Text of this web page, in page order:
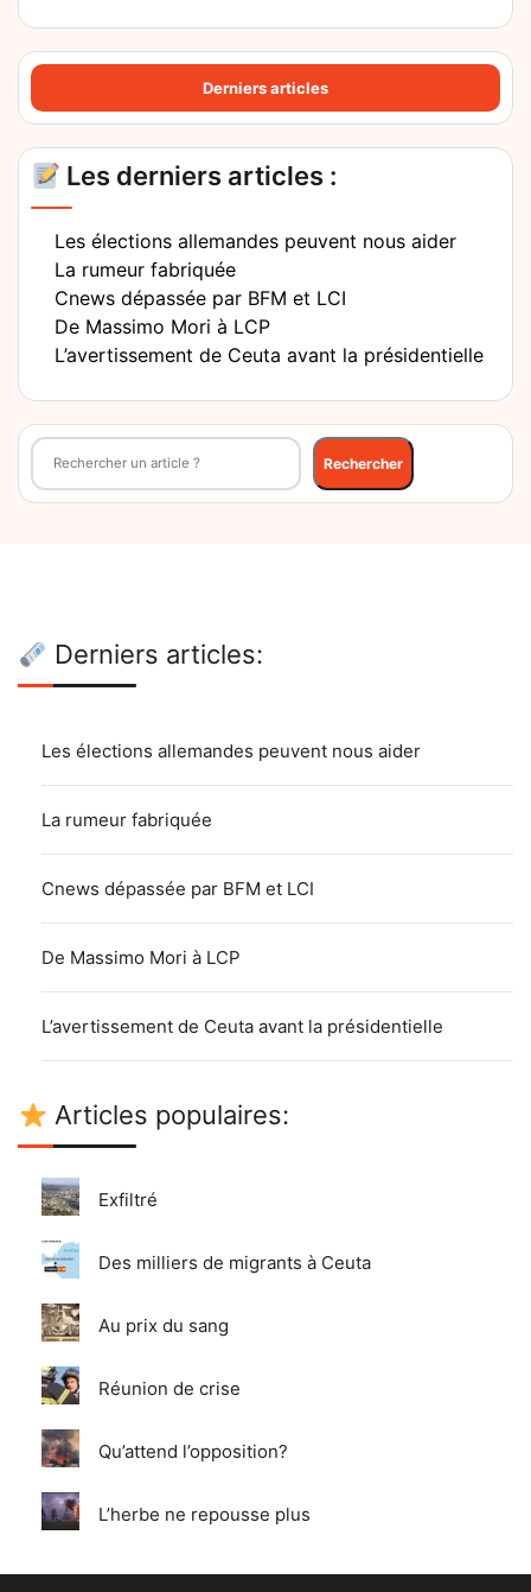
Derniers articles
Les derniers articles :
Les élections allemandes peuvent nous aider
La rumeur fabriquée
Cnews dépassée par BFM et LCI
De Massimo Mori à LCP
L’avertissement de Ceuta avant la présidentielle
Rechercher
Rechercher
Derniers articles:
Les élections allemandes peuvent nous aider
La rumeur fabriquée
Cnews dépassée par BFM et LCI
De Massimo Mori à LCP
L’avertissement de Ceuta avant la présidentielle
Articles populaires:
Exfiltré
Des milliers de migrants à Ceuta
Au prix du sang
Réunion de crise
Qu’attend l’opposition?
L’herbe ne repousse plus